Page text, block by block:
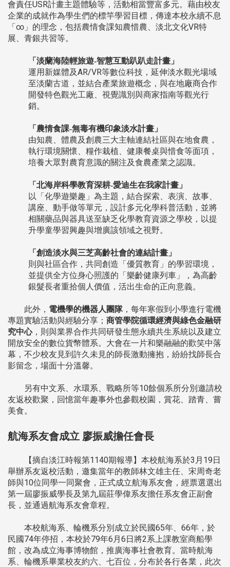
會責任USR計畫主題體驗等，活動相當豐富多元。藉由校友
企業的成就作為學生們的標竿學習目標，傳達本校永續不息
「∞」的理念，包括農情食課知農惜農、淡北文化VR特
展、青銀共習等。
「淡蘭海陸輕旅遊-智慧互動趴趴走計畫」
運用新媒體及AR/VR等數位科技，延伸淡水觀光場域
至淡蘭古道，並結合產業旅遊概念，與在地廠商合作
開發特色觀光工廠、視覺識別與商家指南等觀光行
銷。
「農情食課-無毒有機印象淡水計畫」
由知農、體農及創農三大主軸連結社區與在地食農，
執行環境關懷、糧作栽植、健康餐桌與惜食等面項，
培養大眾對農育意識的關注及食農產業之認識。
「北海岸科學教育深耕-愛迪生在我家計畫」
以「化學遊樂趣」為主題，結合探索、表演、故事、
講座、動手做等單元，設計多元化學科普活動，並將
相關藥品與器具送至缺乏化學教育資源之學校，以提
升學童學習興趣與增廣該領域之視野。
「創造淡水與三芝高齡社會的連結計畫」
則與社區合作，共同創造「優質教育」的學習環境，
並提供全方位身心照護的「樂齡健康列車」，為高齡
銀髮長者重拾個人價值，活出生命的正向意義。
此外， 電機學的機器人團隊，每年寒假到小學進行電機
專題實驗活動與經驗分享； 商管學院循環經濟與綠色金融研
究中心，則與業界合作共同研發生態永續共生系統以及建立
開放安全的數位貨幣體系。大會在一片和樂融融的歡笑中落
幕，不少校友見到許久未見的師長激動擁抱，紛紛找師長合
影留念，場面十分溫馨。
另有中文系、水環系、戰略所等10餘個系所分別邀請校
友返校歡聚，回憶當年趣事外也參觀校園，賞花、踏青、嘗
美食。
航海系友會成立 廖振威擔任會長
【摘自淡江時報第1140期報導】本校航海系於3月19日
舉辦系友返校活動，邀集當年的教師林文雄主任、宋周奇老
師與10位同學一同聚會，正式成立航海系友會，經票選選出
第一屆廖振威學長及第九屆莊學偉系友擔任系友會正副會
長，並通過航海系友會章程。
本校航海系、輪機系分別成立於民國65年、66年，於
民國74年停招，本校於79年6月6日將2系上課教室商船學
館，改為成立海事博物館，推廣海事社會教育。當時航海
系、輪機系畢業校友約六、七百位，分布於各行各業，此次